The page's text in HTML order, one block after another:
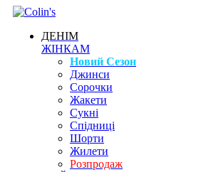
ДЕНІМ
ЖІНКАМ
Новий Сезон
Джинси
Сорочки
Жакети
Сукні
Спідниці
Шорти
Жилети
Розпродаж